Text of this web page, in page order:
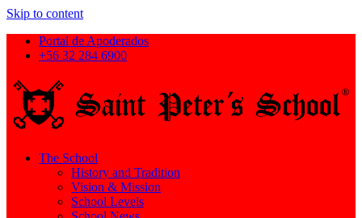
Skip to content
Portal de Apoderados
+56 32 284 6900
The School
History and Tradition
Vision & Mission
School Levels